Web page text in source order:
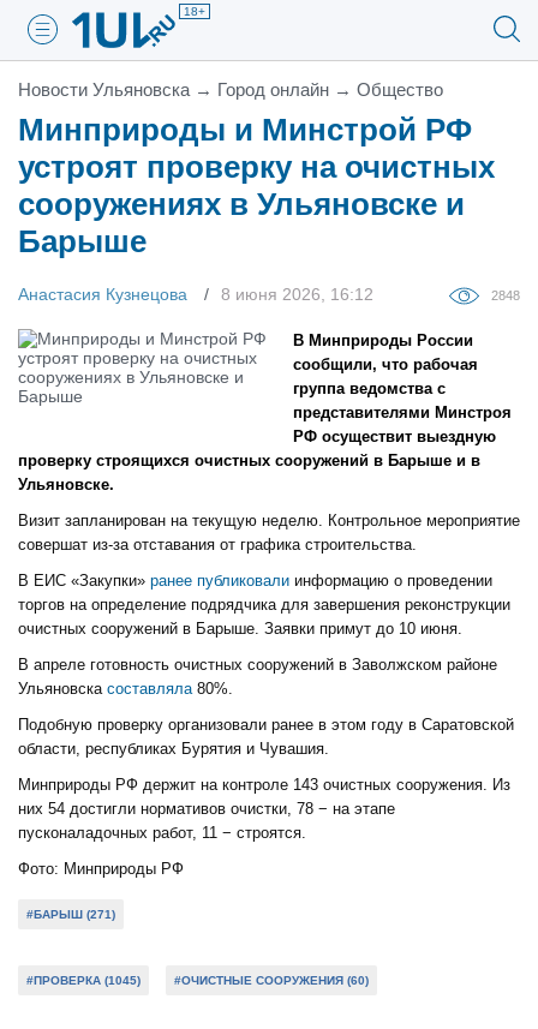
18+
Новости Ульяновска → Город онлайн → Общество
Минприроды и Минстрой РФ
устроят проверку на очистных
сооружениях в Ульяновске и
Барыше
Анастасия Кузнецова 8 июня 2026, 16:12 2848
В Минприроды России
сообщили, что рабочая
группа ведомства с
представителями Минстроя
РФ осуществит выездную
проверку строящихся очистных сооружений в Барыше и в
Ульяновске.
Визит запланирован на текущую неделю. Контрольное мероприятие
совершат из-за отставания от графика строительства.
В ЕИС «Закупки» ранее публиковали информацию о проведении
торгов на определение подрядчика для завершения реконструкции
очистных сооружений в Барыше. Заявки примут до 10 июня.
В апреле готовность очистных сооружений в Заволжском районе
Ульяновска составляла 80%.
Подобную проверку организовали ранее в этом году в Саратовской
области, республиках Бурятия и Чувашия.
Минприроды РФ держит на контроле 143 очистных сооружения. Из
них 54 достигли нормативов очистки, 78 − на этапе
пусконаладочных работ, 11 − строятся.
Фото: Минприроды РФ
#БАРЫШ (271)
#ПРОВЕРКА (1045) #ОЧИСТНЫЕ СООРУЖЕНИЯ (60)